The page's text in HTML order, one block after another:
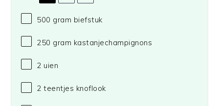
500 gram biefstuk
250 gram kastanjechampignons
2 uien
2 teentjes knoflook